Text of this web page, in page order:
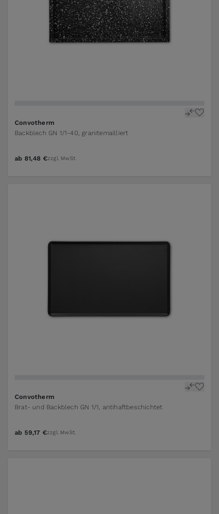
Convotherm
Backblech GN 1/1-40, granitemailliert
ab 81,48 €zzgl. MwSt.
Convotherm
Brat- und Backblech GN 1/1, antihaftbeschichtet
ab 59,17 €zzgl. MwSt.